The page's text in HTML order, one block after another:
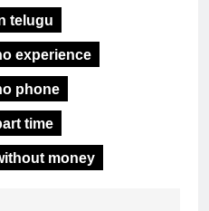
telugu
experience
phone
time
money